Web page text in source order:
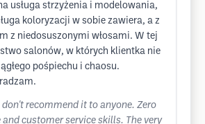
usługa strzyżenia i modelowania,
koloryzacji w sobie zawiera, a z
z niedosuszonymi włosami. W tej
salonów, w których klientka nie
pośpiechu i chaosu.
don't recommend it to anyone. Zero
and customer service skills. The very